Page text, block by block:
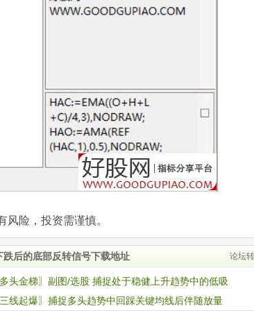
险，投资需谨慎。
后的底部反转信号下载地址 论坛
头金梯〗副图/选股 捕捉处于稳健上升趋势中的低吸
线起爆〗捕捉多头趋势中回踩关键均线后伴随放量